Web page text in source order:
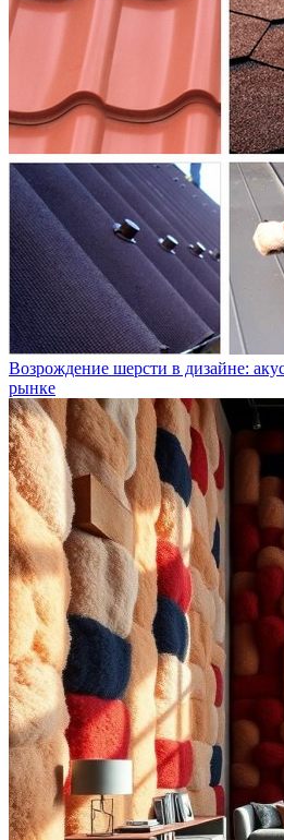
Возрождение шерсти в дизайне:
рынке